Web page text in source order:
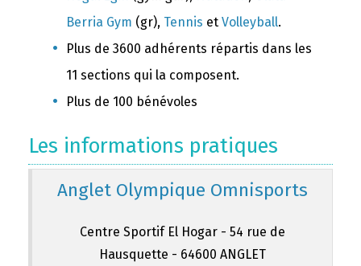
Berria Gym (gr), Tennis et Volleyball.
Plus de 3600 adhérents répartis dans les
11 sections qui la composent.
Plus de 100 bénévoles
Les informations pratiques
Anglet Olympique Omnisports
Centre Sportif El Hogar - 54 rue de
Hausquette - 64600 ANGLET